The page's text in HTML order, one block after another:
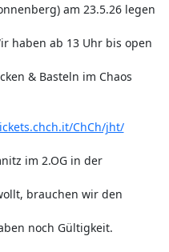
am 23.5.26 legen
haben ab 13 Uhr bis open
& Basteln im Chaos
ChCh/jht/
im 2.OG in der
brauchen wir den
noch Gültigkeit.